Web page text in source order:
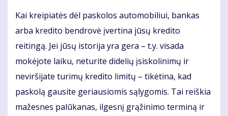
Kai kreipiatės dėl paskolos automobiliui, bankas
arba kredito bendrovė įvertina jūsų kredito
reitingą. Jei jūsų istorija yra gera – t.y. visada
mokėjote laiku, neturite didelių įsiskolinimų ir
neviršijate turimų kredito limitų – tikėtina, kad
paskolą gausite geriausiomis sąlygomis. Tai reiškia
mažesnes palūkanas, ilgesnį grąžinimo terminą ir